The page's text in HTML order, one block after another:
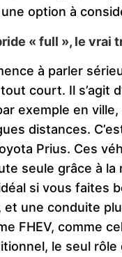
une option à
« full », le
à parler
tout court. Il s’agit
exemple en
distances.
Prius. Ces
seule grâce à la
si vous faites
et une conduite
FHEV, comme
le seul